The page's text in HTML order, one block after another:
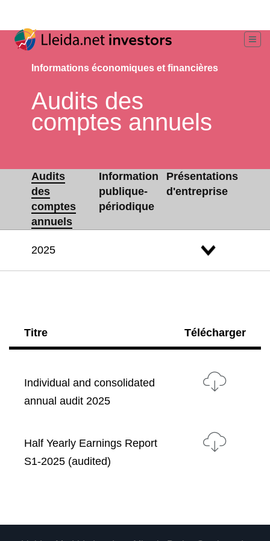
Informations économiques et financières
Audits des
comptes annuels
Audits
des
comptes
annuels
Information
publique-
périodique
Présentations
d'entreprise
2025
Titre Télécharger
Individual and consolidated
annual audit 2025
Half Yearly Earnings Report
S1-2025 (audited)